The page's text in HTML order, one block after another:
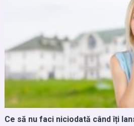
Ce să nu faci niciodată când îți